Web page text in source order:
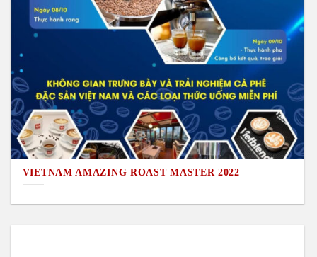
VIETNAM AMAZING ROAST MASTER 2022